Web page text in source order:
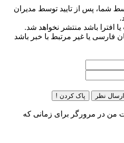
شما، پس از تایید توسط مدیران
افترا باشد منتشر نخواهد شد.
فارسی یا غیر مرتبط با خبر باشد
ارسال نظر پاک کردن !
من در مرورگر برای زمانی که